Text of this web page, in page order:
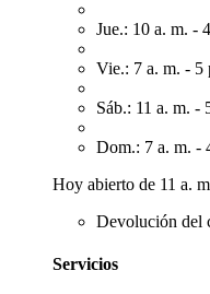
Jue.: 10 a. m. -
Vie.: 7 a. m. - 5
Sáb.: 11 a. m. -
Dom.: 7 a. m. -
Hoy abierto de 11 a.
Devolución del
Servicios